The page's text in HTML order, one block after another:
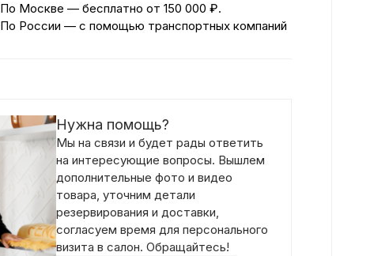
По Москве — бесплатно от 150 000 ₽.
По России — с помощью транспортных компаний
Нужна помощь?
Мы на связи и будет рады ответить
на интересующие вопросы. Вышлем
дополнительные фото и видео
товара, уточним детали
резервирования и доставки,
согласуем время для персонального
визита в салон. Обращайтесь!